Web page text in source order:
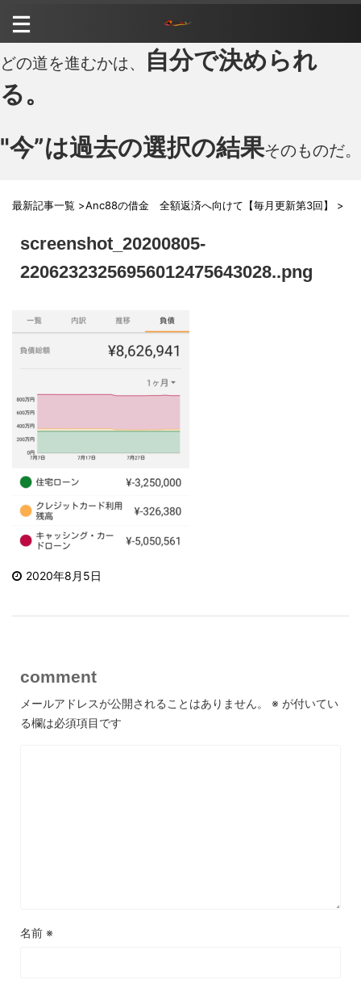
どの道を進むかは、
自分で決められ
る。
"今”は過去の選択の結果そのものだ。
最新記事一覧 >Anc88の借金 全額返済へ向けて【毎月更新第3回】 >
screenshot_20200805-
22062323256956012475643028..png
2020年8月5日
comment
メールアドレスが公開されることはありません。 ※ が付いてい
る欄は必須項目です
名前 ※